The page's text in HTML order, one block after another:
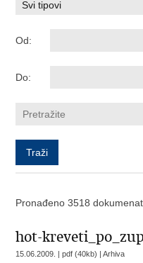
Od:
Do:
Pronađeno 3518
hot-
15.06.2009. | pdf (40kb) |Arhiva